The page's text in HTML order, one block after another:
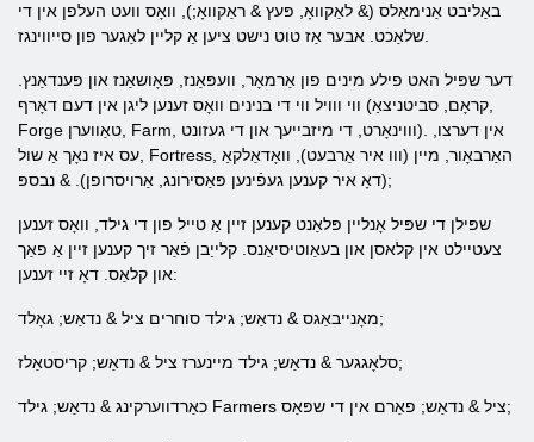
באַליבט אַנימאַלס (& לאַקוואָ, פּעץ & ראַקוואָ;), וואָס וועט העלפן אין די
דער שפּיל האט פילע מינים פון אַרמאָר, וועפּאַנז, פּאָושאַנז און פּענדאַנץ.
ווי ווויל ווי די בנינים וואָס זענען ליגן אין דעם דאָרף (קראָם, סביטניצאַ,
Forge טאַווערן, Farm, וווינאָרט, די מיזבייעך און די געזונט). אין דערצו,
עס איז נאָך אַ שול, Fortress, האַרבאָור, מיין (ווו איר אַרבעט), וואָדאַלקאַ
(דאָ איר קענען געפֿינען פּאַסירונג, אַרויסרופן). & נבספּ;
שפּילן די שפּיל אָנליין פּלאַנט קענען זיין אַ טייל פון די גילד, וואָס זענען
צעטיילט אין קלאסן און בעאַוטיסיאַנס. קלייַבן פֿאַר זיך קענען זיין אַ פאַך
און קלאַס. דאָ זיי זענען:
מאָנייבאַגס & נדאַש; גילד סוחרים ציל & נדאַש; גאָלד;
סלאָגגער & נדאַש; גילד מיינערז ציל & נדאַש; קריסטאַלז;
כאַרדווערקינג & נדאַש; גילד Farmers ציל & נדאַש; פאַרם אין די שפּאַס;